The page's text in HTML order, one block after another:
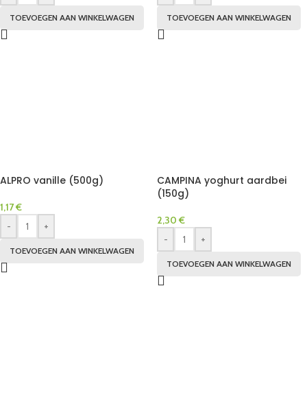
TOEVOEGEN AAN WINKELWAGEN TOEVOEGEN AAN WINKELWAGEN
ALPRO vanille (500g)
1,17€
-
+
TOEVOEGEN AAN WINKELWAGEN
CAMPINA yoghurt aardbei
(150g)
2,30 €
-
+
TOEVOEGEN AAN WINKELWAGEN